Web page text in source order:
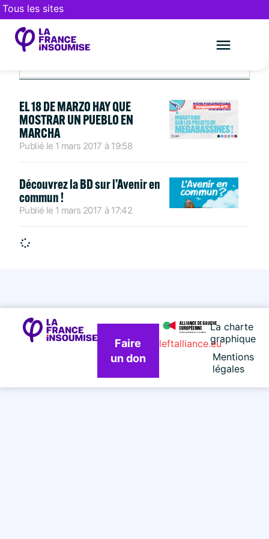
Tous les sites
MARS 1, 2017
EL 18 DE MARZO HAY QUE
MOSTRAR UN PUEBLO EN
MARCHA
Publié le 1 mars 2017 à 19:58
Découvrez la BD sur l’Avenir en
commun !
Publié le 1 mars 2017 à 17:42
Faire
un don
La charte
graphique
Mentions
légales
leftalliance.eu